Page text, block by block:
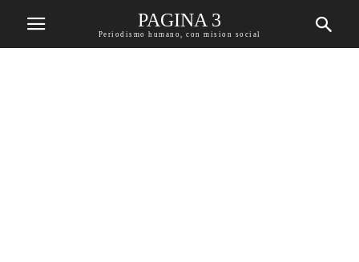
PAGINA 3
Periodismo humano, con mision social